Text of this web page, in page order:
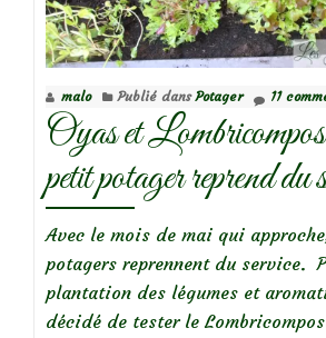
balcon!
malo Publié dansPotager 11
Oyas et
petit potager reprend du
Avec le mois de mai qui
potagers reprennent du service.
plantation des légumes et
décidé de tester le